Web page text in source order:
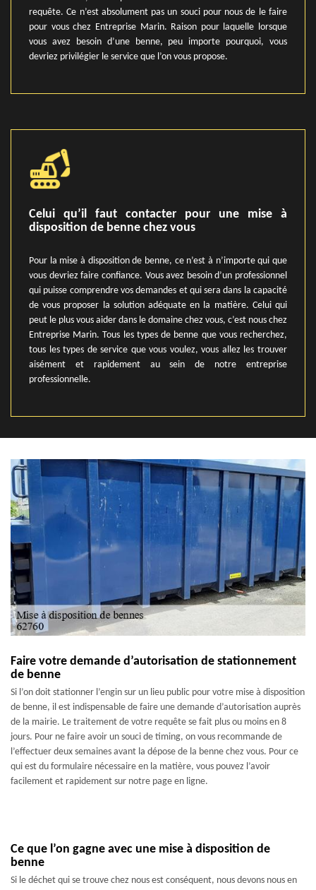
requête. Ce n’est absolument pas un souci pour nous de le faire
pour vous chez Entreprise Marin. Raison pour laquelle lorsque
vous avez besoin d’une benne, peu importe pourquoi, vous
devriez privilégier le service que l’on vous propose.
Celui qu’il faut contacter pour une mise à
disposition de benne chez vous
Pour la mise à disposition de benne, ce n’est à n’importe qui que
vous devriez faire confiance. Vous avez besoin d’un professionnel
qui puisse comprendre vos demandes et qui sera dans la capacité
de vous proposer la solution adéquate en la matière. Celui qui
peut le plus vous aider dans le domaine chez vous, c’est nous chez
Entreprise Marin. Tous les types de benne que vous recherchez,
tous les types de service que vous voulez, vous allez les trouver
aisément et rapidement au sein de notre entreprise
professionnelle.
Faire votre demande d’autorisation de stationnement
de benne
Si l’on doit stationner l’engin sur un lieu public pour votre mise à disposition
de benne, il est indispensable de faire une demande d’autorisation auprès
de la mairie. Le traitement de votre requête se fait plus ou moins en 8
jours. Pour ne faire avoir un souci de timing, on vous recommande de
l’effectuer deux semaines avant la dépose de la benne chez vous. Pour ce
qui est du formulaire nécessaire en la matière, vous pouvez l’avoir
facilement et rapidement sur notre page en ligne.
Ce que l’on gagne avec une mise à disposition de
benne
Si le déchet qui se trouve chez nous est conséquent, nous devons nous en